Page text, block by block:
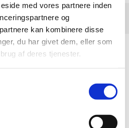
med vores partnere inden
og
kan kombinere disse
du har givet dem, eller som
af deres tjenester.
Lysværd